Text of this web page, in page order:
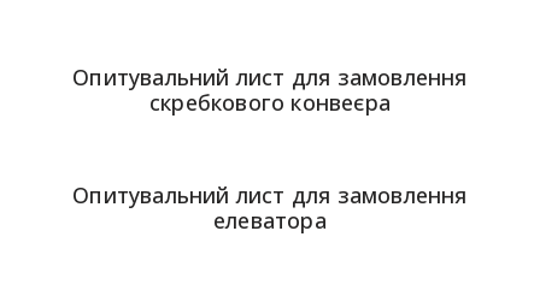
Опитувальний лист для замовлення
скребкового конвеєра
Опитувальний лист для замовлення
елеватора